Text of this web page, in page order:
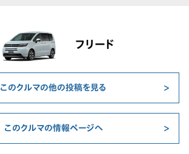
フリード
このクルマの他の投稿を見る
このクルマの情報ページへ